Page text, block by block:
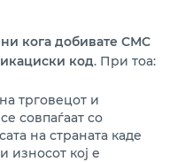
кога добивате СМС
код. При тоа:
трговецот и
совпаѓаат со
на страната каде
износот кој е